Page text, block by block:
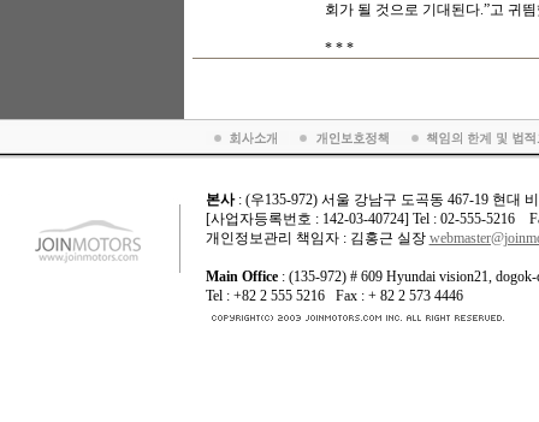
회가 될 것으로 기대된다.”고 귀
* * *
본사: (우135-972) 서울 강남구 도곡동 467-19 현대
[사업자등록번호 : 142-03-40724] Tel : 02-555-5216
개인정보관리 책임자 : 김홍근 실장
Main Office: (135-972) # 609 Hyundai vision21, dogok-
Tel : +82 2 555 5216 Fax : + 82 2 573 4446